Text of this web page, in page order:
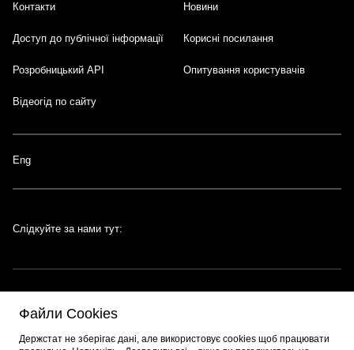
Контакти Новини
Доступ до публічної інформації Корисні посилання
Розробницький API Опитування користувачів
Відеогід по сайту
Eng
Портал створено за підтримки швейцарсько-української програми
що реалізуєтьсяФондом Східна Європа. Розробник порталу:EPAM.
Слідкуйте за нами тут:
Файли Cookies
Держстат не зберігає дані, але використовує cookies щоб працювати